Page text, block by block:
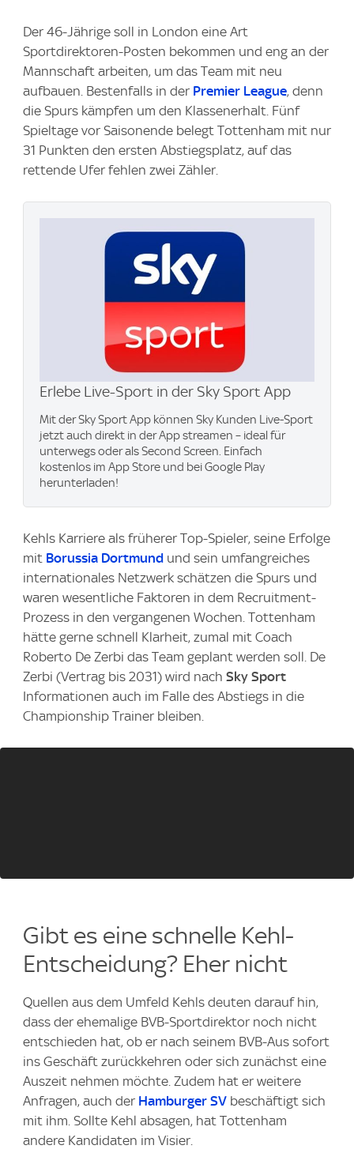
Der 46-Jährige soll in London eine Art
Sportdirektoren-Posten bekommen und eng an der
Mannschaft arbeiten, um das Team mit neu
aufbauen. Bestenfalls in der Premier League, denn
die Spurs kämpfen um den Klassenerhalt. Fünf
Spieltage vor Saisonende belegt Tottenham mit nur
31 Punkten den ersten Abstiegsplatz, auf das
rettende Ufer fehlen zwei Zähler.
Erlebe Live-Sport in der Sky Sport App
Mit der Sky Sport App können Sky Kunden Live-Sport
jetzt auch direkt in der App streamen – ideal für
unterwegs oder als Second Screen. Einfach
kostenlos im App Store und bei Google Play
herunterladen!
Kehls Karriere als früherer Top-Spieler, seine Erfolge
mit Borussia Dortmund und sein umfangreiches
internationales Netzwerk schätzen die Spurs und
waren wesentliche Faktoren in dem Recruitment-
Prozess in den vergangenen Wochen. Tottenham
hätte gerne schnell Klarheit, zumal mit Coach
Roberto De Zerbi das Team geplant werden soll. De
Zerbi (Vertrag bis 2031) wird nach Sky Sport
Informationen auch im Falle des Abstiegs in die
Championship Trainer bleiben.
Gibt es eine schnelle Kehl-
Entscheidung? Eher nicht
Quellen aus dem Umfeld Kehls deuten darauf hin,
dass der ehemalige BVB-Sportdirektor noch nicht
entschieden hat, ob er nach seinem BVB-Aus sofort
ins Geschäft zurückkehren oder sich zunächst eine
Auszeit nehmen möchte. Zudem hat er weitere
Anfragen, auch der Hamburger SV beschäftigt sich
mit ihm. Sollte Kehl absagen, hat Tottenham
andere Kandidaten im Visier.